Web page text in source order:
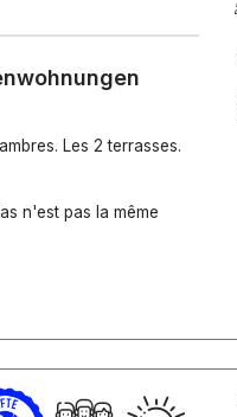
Les 2 terrasses.
n'est pas la même